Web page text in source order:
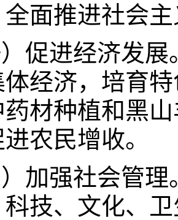
面推进社会
）促进经济发
经济，培育
材种植和黑
农民增收。
）加强社会管
技、文化、